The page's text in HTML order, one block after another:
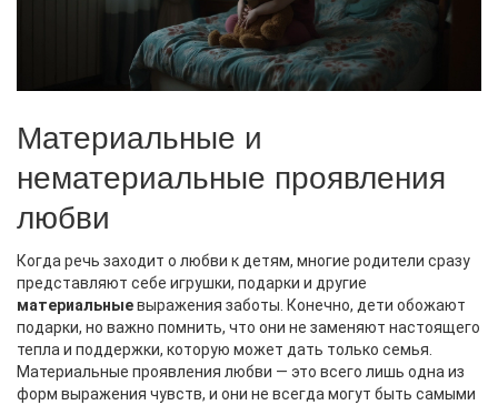
Материальные и
нематериальные проявления
любви
Когда речь заходит о любви к детям, многие родители сразу
представляют себе игрушки, подарки и другие
материальныевыражения заботы. Конечно, дети обожают
подарки, но важно помнить, что они не заменяют настоящего
тепла и поддержки, которую может дать только семья.
Материальные проявления любви — это всего лишь одна из
форм выражения чувств, и они не всегда могут быть самыми